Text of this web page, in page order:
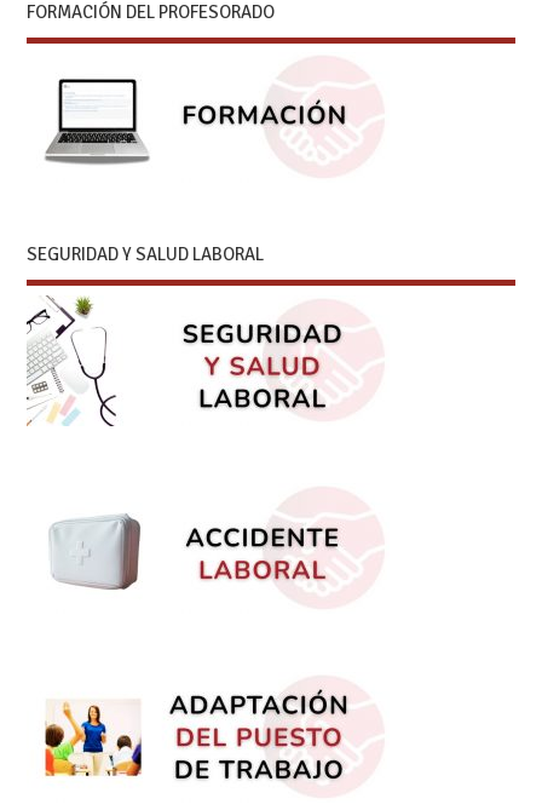
FORMACIÓN DEL PROFESORADO
SEGURIDAD Y SALUD LABORAL